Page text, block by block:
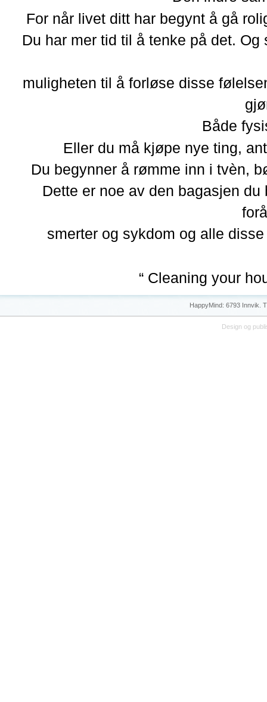
For når livet ditt har begynt å gå
Du har mer tid til å tenke på det.
muligheten til å forløse disse
Både
Eller du må kjøpe nye ting,
Du begynner å rømme inn i tvèn,
Dette er noe av den bagasjen
smerter og sykdom og alle
“ Cleaning your
HappyMind: 6793 Innvik.
Design og